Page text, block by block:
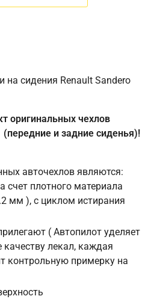
данных
на обработку ваших
исполнения запроса введите
сидения Renault Sandero
оригинальных чехлов
и задние сиденья)!
авточехлов являются:
счет плотного материала
мм ), с циклом истирания
( Автопилот уделяет
лекал, каждая
контрольную примерку на